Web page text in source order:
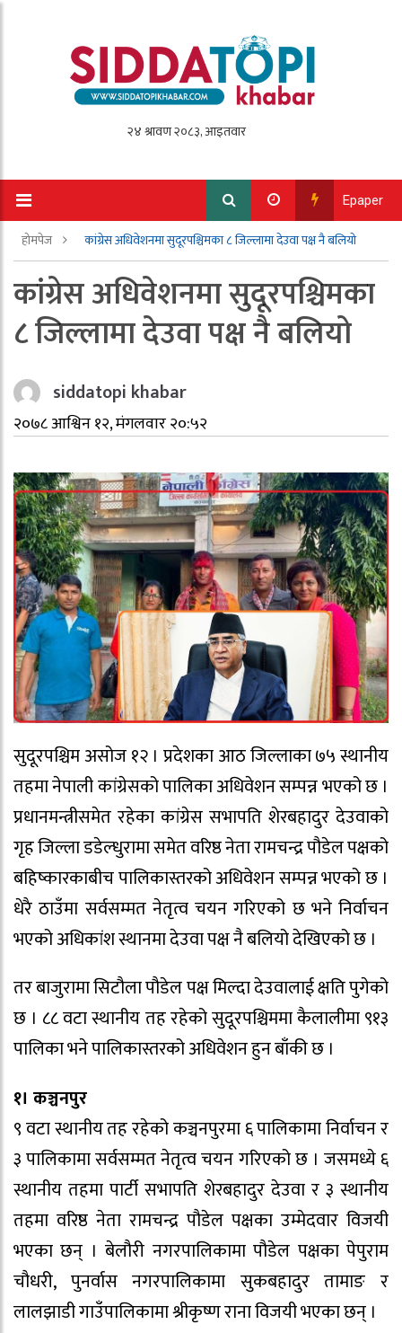
Epaper
होमपेज कांग्रेस अधिवेशनमा सुदूरपश्चिमका ८ जिल्लामा देउवा पक्ष नै बलियो
कांग्रेस अधिवेशनमा सुदूरपश्चिमका
८ जिल्लामा देउवा पक्ष नै बलियो
siddatopi khabar
२०७८ आश्विन १२, मंगलवार २०:५२
सुदूरपश्चिम असोज १२ । प्रदेशका आठ जिल्लाका ७५ स्थानीय
तहमा नेपाली कांग्रेसको पालिका अधिवेशन सम्पन्न भएको छ ।
प्रधानमन्त्रीसमेत रहेका कांग्रेस सभापति शेरबहादुर देउवाको
गृह जिल्ला डडेल्धुरामा समेत वरिष्ठ नेता रामचन्द्र पौडेल पक्षको
बहिष्कारकाबीच पालिकास्तरको अधिवेशन सम्पन्न भएको छ ।
धेरै ठाउँमा सर्वसम्मत नेतृत्व चयन गरिएको छ भने निर्वाचन
भएको अधिकांश स्थानमा देउवा पक्ष नै बलियो देखिएको छ ।
तर बाजुरामा सिटौला पौडेल पक्ष मिल्दा देउवालाई क्षति पुगेको
छ । ८८ वटा स्थानीय तह रहेको सुदूरपश्चिममा कैलालीमा ९१३
पालिका भने पालिकास्तरको अधिवेशन हुन बाँकी छ ।
१। कञ्चनपुर
९ वटा स्थानीय तह रहेको कञ्चनपुरमा ६ पालिकामा निर्वाचन र
३ पालिकामा सर्वसम्मत नेतृत्व चयन गरिएको छ । जसमध्ये ६
स्थानीय तहमा पार्टी सभापति शेरबहादुर देउवा र ३ स्थानीय
तहमा वरिष्ठ नेता रामचन्द्र पौडेल पक्षका उम्मेदवार विजयी
भएका छन् । बेलौरी नगरपालिकामा पौडेल पक्षका पेपुराम
चौधरी, पुनर्वास नगरपालिकामा सुकबहादुर तामाङ र
लालझाडी गाउँपालिकामा श्रीकृष्ण राना विजयी भएका छन् ।